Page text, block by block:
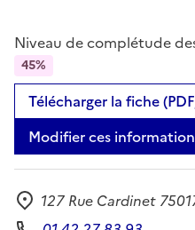
Niveau de complétude
45%
Télécharger la fiche
Modifier ces
Adresse
127 Rue Cardinet